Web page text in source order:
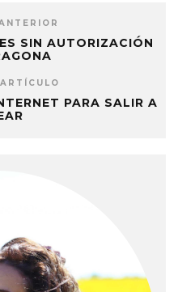
SIN AUTORIZACIÓN
PARA SALIR A